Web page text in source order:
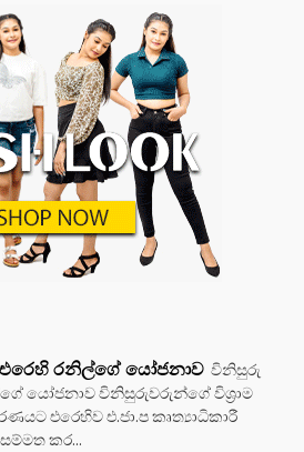
රනිල්ගේ යෝජනාව විනිසුරු
යෝජනාව විනිසුරුවරුන්ගේ විශ්‍රාම
එරෙහිව එ.ජා.ප කෘත්‍යාධිකාරී
කර...